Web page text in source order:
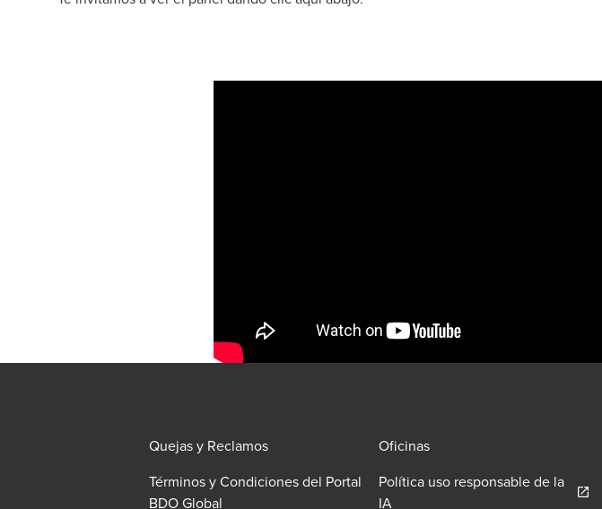
Quejas y Reclamos
Oficinas
Términos y Condiciones del Portal
BDO Global
Política uso responsable de la
IA